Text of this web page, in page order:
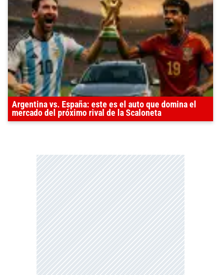
Argentina vs. España: este es el auto que domina el
mercado del próximo rival de la Scaloneta